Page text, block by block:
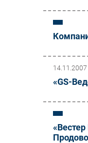
14.11.2007
«GS-